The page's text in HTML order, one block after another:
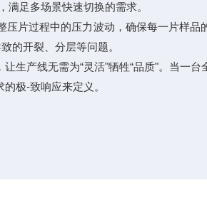
足多场景快速切换的需求。
片过程中的压力波动，确保每一片样品
的开裂、分层等问题。
产线无需为“灵活"牺牲“品质"。当一
极-致响应来定义。